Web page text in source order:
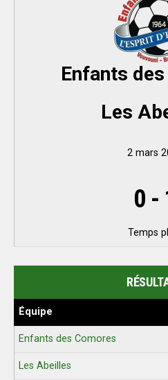
Enfants
Les
2 mars
0 -
Temps
Équipe
Enfants des Comores
Les Abeilles